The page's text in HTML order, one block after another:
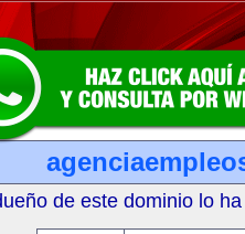
de este dominio lo